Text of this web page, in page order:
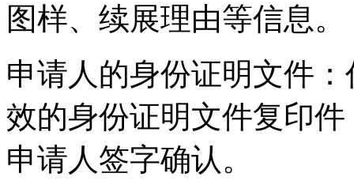
图样、续展理由等信息。
申请人的身份证明文件‌
效的身份证明文件复印
申请人签字确认。